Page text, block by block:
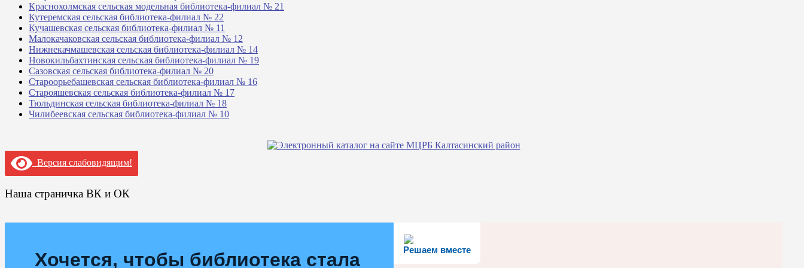
Краснохолмская сельская модельная библиотека-филиал № 21
Кутеремская сельская библиотека-филиал № 22
Кучашевская сельская библиотека-филиал № 11
Малокачаковская сельская библиотека-филиал № 12
Нижнекачмашевская сельская библиотека-филиал № 14
Новокильбахтинская сельская библиотека-филиал № 19
Сазовская сельская библиотека-филиал № 20
Староорьебашевская сельская библиотека-филиал № 16
Старояшевская сельская библиотека-филиал № 17
Тюльдинская сельская библиотека-филиал № 18
Чилибеевская сельская библиотека-филиал № 10
Версия слабовидящим!
Наша страничка ВК и ОК
Решаем вместе
Хочется, чтобы библиотека стала